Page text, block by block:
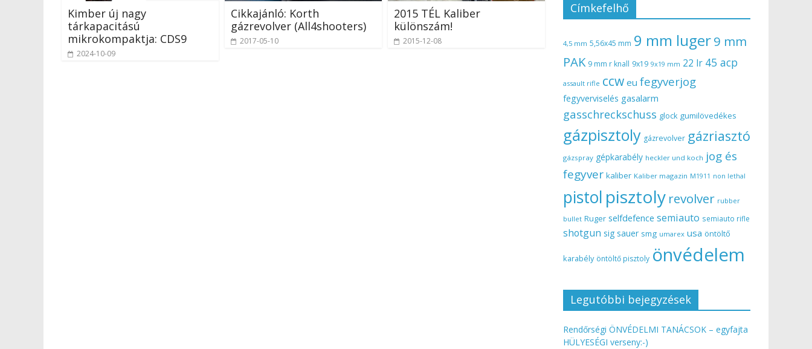
Kimber új nagy
tárkapacitású
mikrokompaktja: CDS9
2024-10-09
Cikkajánló: Korth
gázrevolver (All4shooters)
2017-05-10
2015 TÉL Kaliber
különszám!
2015-12-08
Címkefelhő
4,5 mm 5,56x45 mm 9 mm luger9 mm
PAK 9 mm r knall 9x19 9x19 mm 22 lr 45 acp
assault rifle ccw eu fegyverjog
fegyverviselés gasalarm
gasschreckschuss glock gumilövedékes
gázpisztoly gázrevolver gázriasztó
gázspray gépkarabély heckler und koch jog és
fegyver kaliber Kaliber magazin M1911 non lethal
pistol pisztoly revolver rubber
bullet Ruger selfdefence semiauto semiauto rifle
shotgun sig sauer smg umarex usa öntöltő
karabély öntöltő pisztoly önvédelem
Legutóbbi bejegyzések
Rendőrségi ÖNVÉDELMI TANÁCSOK – egyfajta
HÜLYESÉGI verseny:-)